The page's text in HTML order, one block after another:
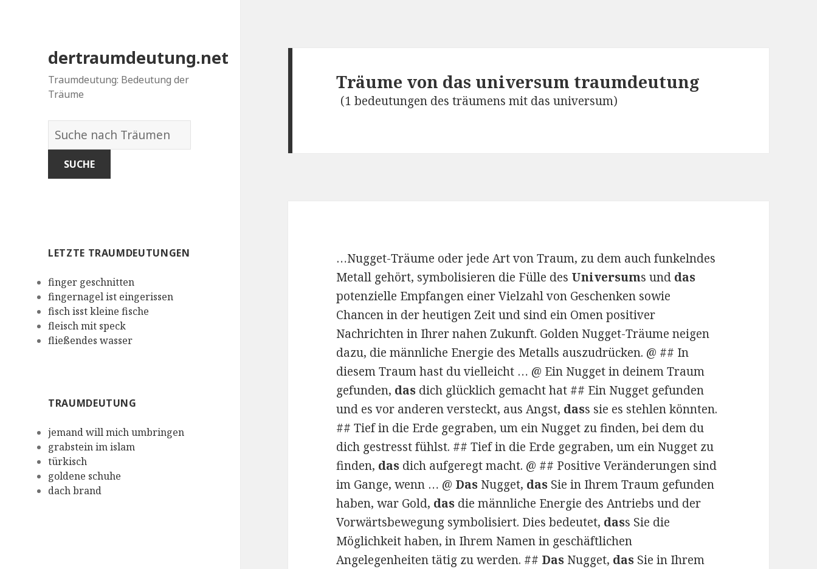
dertraumdeutung.net
Traumdeutung: Bedeutung der
Träume
Wörterbuch
der
Träume:
LETZTE TRAUMDEUTUNGEN
finger geschnitten
fingernagel ist eingerissen
fisch isst kleine fische
fleisch mit speck
fließendes wasser
TRAUMDEUTUNG
jemand will mich umbringen
grabstein im islam
türkisch
goldene schuhe
dach brand
Träume von das universum traumdeutung
(1 bedeutungen des träumens mit das universum)
…Nugget-Träume oder jede Art von Traum, zu dem auch funkelndes
Metall gehört, symbolisieren die Fülle des Universums und das
potenzielle Empfangen einer Vielzahl von Geschenken sowie
Chancen in der heutigen Zeit und sind ein Omen positiver
Nachrichten in Ihrer nahen Zukunft. Golden Nugget-Träume neigen
dazu, die männliche Energie des Metalls auszudrücken. @ ## In
diesem Traum hast du vielleicht … @ Ein Nugget in deinem Traum
gefunden, das dich glücklich gemacht hat ## Ein Nugget gefunden
und es vor anderen versteckt, aus Angst, dass sie es stehlen könnten.
## Tief in die Erde gegraben, um ein Nugget zu finden, bei dem du
dich gestresst fühlst. ## Tief in die Erde gegraben, um ein Nugget zu
finden, das dich aufgeregt macht. @ ## Positive Veränderungen sind
im Gange, wenn … @ Das Nugget, das Sie in Ihrem Traum gefunden
haben, war Gold, das die männliche Energie des Antriebs und der
Vorwärtsbewegung symbolisiert. Dies bedeutet, dass Sie die
Möglichkeit haben, in Ihrem Namen in geschäftlichen
Angelegenheiten tätig zu werden. ## Das Nugget, das Sie in Ihrem